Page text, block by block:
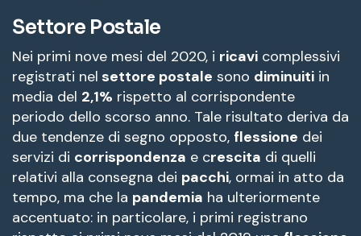
Settore Postale
Nei primi nove mesi del 2020, i ricavi complessivi
registrati nel settore postale sono diminuiti in
media del 2,1% rispetto al corrispondente
periodo dello scorso anno. Tale risultato deriva da
due tendenze di segno opposto, flessione dei
servizi di corrispondenza e crescita di quelli
relativi alla consegna dei pacchi, ormai in atto da
tempo, ma che la pandemia ha ulteriormente
accentuato: in particolare, i primi registrano